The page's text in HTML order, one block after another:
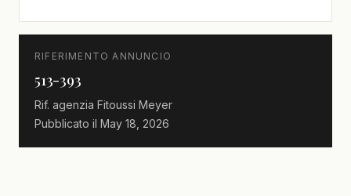
RIFERIMENTO ANNUNCIO
513-393
Rif. agenzia Fitoussi Meyer
Pubblicato il May 18, 2026